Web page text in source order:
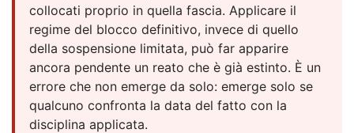
collocati proprio in quella fascia. Applicare il
regime del blocco definitivo, invece di quello
della sospensione limitata, può far apparire
ancora pendente un reato che è già estinto. È un
errore che non emerge da solo: emerge solo se
qualcuno confronta la data del fatto con la
disciplina applicata.